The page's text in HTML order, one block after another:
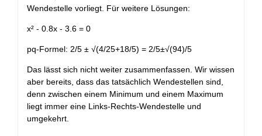
Wendestelle vorliegt. Für weitere Lösungen:
x² - 0.8x - 3.6 = 0
pq-Formel: 2/5 ± √(4/25+18/5) = 2/5±√(94)/5
Das lässt sich nicht weiter zusammenfassen. Wir wissen
aber bereits, dass das tatsächlich Wendestellen sind,
denn zwischen einem Minimum und einem Maximum
liegt immer eine Links-Rechts-Wendestelle und
umgekehrt.